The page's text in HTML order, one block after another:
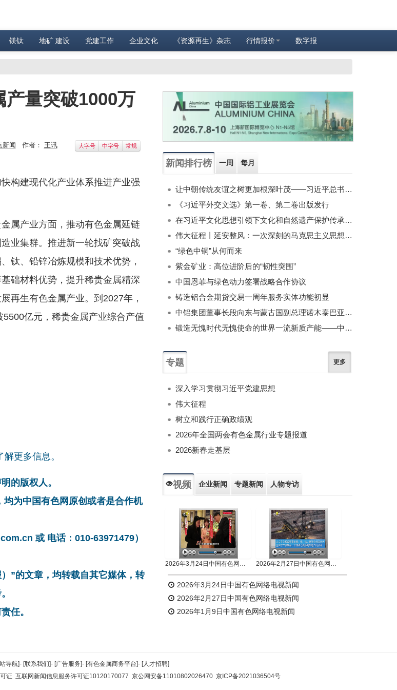
镁钛 地矿 建设 党建工作 企业文化 《资源再生》杂志 行情报价 数字报
量突破1000万
新闻 作者： 王讯 大字号 中字号 常规
构建现代化产业体系推进产业强
属产业方面，推动有色金属延链
业集群。推进新一轮找矿突破战
钛、铅锌冶炼规模和技术优势，
础材料优势，提升稀贵金属精深
再生有色金属产业。到2027年，
亿元，稀贵金属产业综合产值
解更多信息。
的版权人。
均为中国有色网原创或者是合作机
或 电话：010-63971479）
”的文章，均转载自其它媒体，转
任。
新闻排行榜 一周 每月
让中朝传统友谊之树更加根深叶茂——习近平总书记对朝鲜进行国事访问纪实
《习近平外交文选》第一卷、第二卷出版发行
在习近平文化思想引领下文化和自然遗产保护传承利用工作开创新局面
伟大征程丨延安整风：一次深刻的马克思主义思想教育运动
“绿色中铜”从何而来
紫金矿业：高位进阶后的“韧性突围”
中国恩菲与绿色动力签署战略合作协议
铸造铝合金期货交易一周年服务实体功能初显
中铝集团董事长段向东与蒙古国副总理诺木泰巴亚尔举行会谈
锻造无愧时代无愧使命的世界一流新质产能——中国有色金属工业的战略应对与破局之道（二）
专题 更多
深入学习贯彻习近平党建思想
伟大征程
树立和践行正确政绩观
2026年全国两会有色金属行业专题报道
2026新春走基层
视频 企业新闻 专题新闻 人物专访
2026年3月24日中国有色网络电视新闻 2026年2月27日中国有色网络电视新闻
2026年3月24日中国有色网络电视新闻
2026年2月27日中国有色网络电视新闻
2026年1月9日中国有色网络电视新闻
导航]- [联系我们]- [广告服务]- [有色金属商务平台]- [人才招聘]
证 互联网新闻信息服务许可证10120170077 京公网安备11010802026470 京ICP备2021036504号